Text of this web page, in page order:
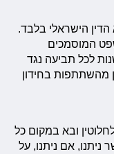
הישראלי בלבד.
המוסמכים
לכל תביעה נגד
מהשתתפות בחידון
ובא במקום כל
אם ניתנו, על